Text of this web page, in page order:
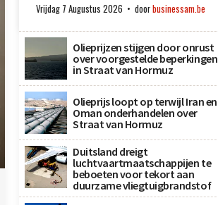
Vrijdag 7 Augustus 2026 doorbusinessam.be
Olieprijzen stijgen door onrust
over voorgestelde beperkingen
in Straat van Hormuz
Olieprijs loopt op terwijl Iran en
Oman onderhandelen over
Straat van Hormuz
Duitsland dreigt
luchtvaartmaatschappijen te
beboeten voor tekort aan
duurzame vliegtuigbrandstof